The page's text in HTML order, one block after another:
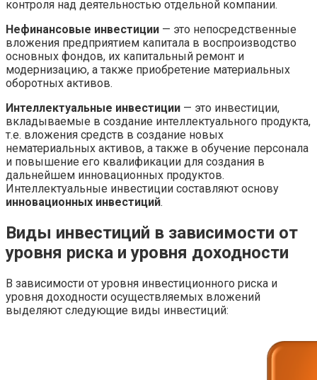
контроля над деятельностью отдельной компании.
Нефинансовые инвестиции — это непосредственные
вложения предприятием капитала в воспроизводство
основных фондов, их капитальный ремонт и
модернизацию, а также приобретение материальных
оборотных активов.
Интеллектуальные инвестиции — это инвестиции,
вкладываемые в создание интеллектуального продукта,
т.е. вложения средств в создание новых
нематериальных активов, а также в обучение персонала
и повышение его квалификации для создания в
дальнейшем инновационных продуктов.
Интеллектуальные инвестиции составляют основу
инновационных инвестиций.
Виды инвестиций в зависимости от
уровня риска и уровня доходности
В зависимости от уровня инвестиционного риска и
уровня доходности осуществляемых вложений
выделяют следующие виды инвестиций: